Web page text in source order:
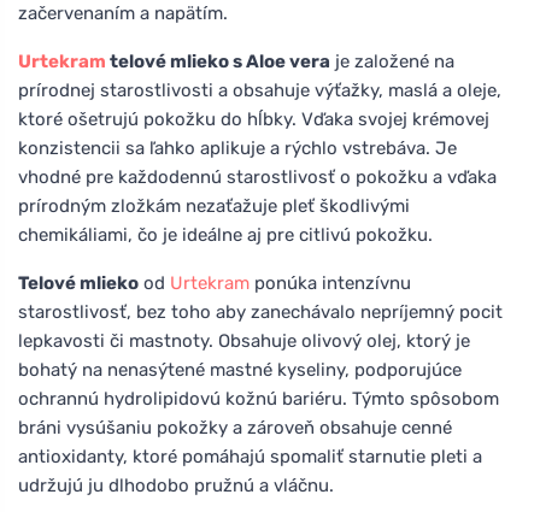
začervenaním a napätím.
Urtekram telové mlieko s Aloe vera je založené na
prírodnej starostlivosti a obsahuje výťažky, maslá a oleje,
ktoré ošetrujú pokožku do hĺbky. Vďaka svojej krémovej
konzistencii sa ľahko aplikuje a rýchlo vstrebáva. Je
vhodné pre každodennú starostlivosť o pokožku a vďaka
prírodným zložkám nezaťažuje pleť škodlivými
chemikáliami, čo je ideálne aj pre citlivú pokožku.
Telové mlieko od Urtekram ponúka intenzívnu
starostlivosť, bez toho aby zanechávalo nepríjemný pocit
lepkavosti či mastnoty. Obsahuje olivový olej, ktorý je
bohatý na nenasýtené mastné kyseliny, podporujúce
ochrannú hydrolipidovú kožnú bariéru. Týmto spôsobom
bráni vysúšaniu pokožky a zároveň obsahuje cenné
antioxidanty, ktoré pomáhajú spomaliť starnutie pleti a
udržujú ju dlhodobo pružnú a vláčnu.